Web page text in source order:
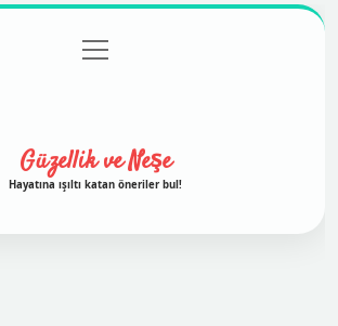
Gizlilik Politikası
menüyü
aç
Güzellik ve Neşe
Hayatına ışıltı katan öneriler bul!